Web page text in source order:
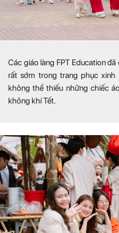
Các giáo làng FPT Education
rất sớm trong trang phục
không thể thiếu những chiếc
không khí Tết.